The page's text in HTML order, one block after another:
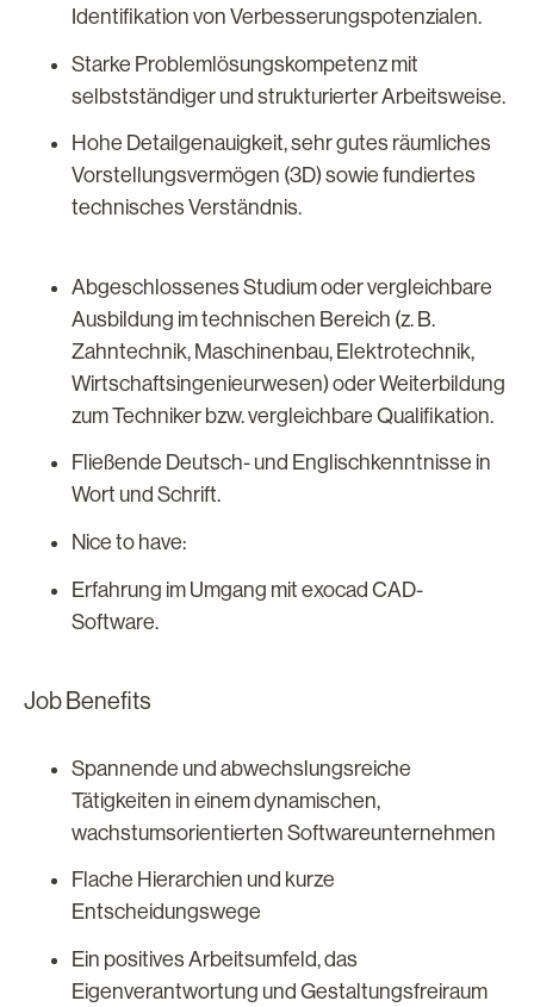
Identifikation von Verbesserungspotenzialen.
Starke Problemlösungskompetenz mit
selbstständiger und strukturierter Arbeitsweise.
Hohe Detailgenauigkeit, sehr gutes räumliches
Vorstellungsvermögen (3D) sowie fundiertes
technisches Verständnis.
Abgeschlossenes Studium oder vergleichbare
Ausbildung im technischen Bereich (z. B.
Zahntechnik, Maschinenbau, Elektrotechnik,
Wirtschaftsingenieurwesen) oder Weiterbildung
zum Techniker bzw. vergleichbare Qualifikation.
Fließende Deutsch- und Englischkenntnisse in
Wort und Schrift.
Nice to have:
Erfahrung im Umgang mit exocad CAD-
Software.
Job Benefits
Spannende und abwechslungsreiche
Tätigkeiten in einem dynamischen,
wachstumsorientierten Softwareunternehmen
Flache Hierarchien und kurze
Entscheidungswege
Ein positives Arbeitsumfeld, das
Eigenverantwortung und Gestaltungsfreiraum